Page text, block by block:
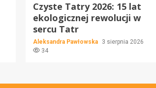
Czyste Tatry 2026: 15 lat
ekologicznej rewolucji w
sercu Tatr
Aleksandra Pawłowska
3 sierpnia 2026
34